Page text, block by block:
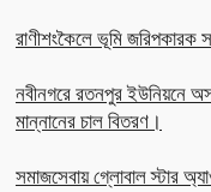
রাণীশংকৈলে ভূমি জরিপকারক
নবীনগরে রতনপুর ইউনিয়নে
মান্নানের চাল বিতরণ।
সমাজসেবায় গ্লোবাল স্টার